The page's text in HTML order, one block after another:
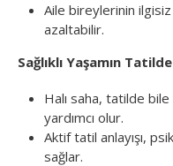
Aile bireylerinin
azaltabilir.
Sağlıklı Yaşamın
Halı saha, tatilde
yardımcı olur.
Aktif tatil anlayışı,
sağlar.